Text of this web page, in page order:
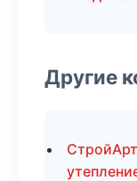
Другие